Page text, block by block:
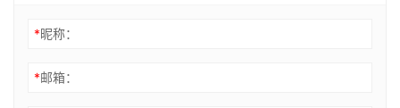
*昵称：
*邮箱：